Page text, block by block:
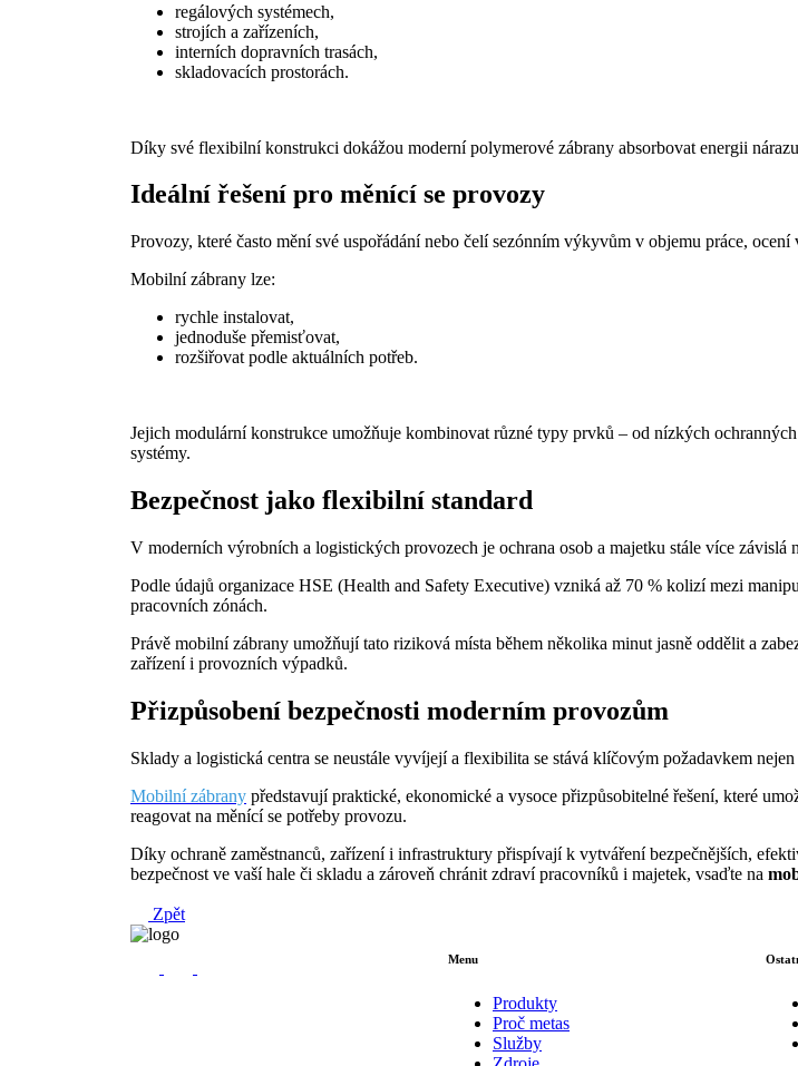
regálových systémech,
strojích a zařízeních,
interních dopravních trasách,
skladovacích prostorách.
Díky své flexibilní konstrukci dokážou moderní polymerové zábrany absorbovat energii
Ideální řešení pro měnící se provozy
Provozy, které často mění své uspořádání nebo čelí sezónním výkyvům v objemu práce,
Mobilní zábrany lze:
rychle instalovat,
jednoduše přemisťovat,
rozšiřovat podle aktuálních potřeb.
Jejich modulární konstrukce umožňuje kombinovat různé typy prvků – od nízkých
systémy.
Bezpečnost jako flexibilní standard
V moderních výrobních a logistických provozech je ochrana osob a majetku stále více závislá
Podle údajů organizace HSE (Health and Safety Executive) vzniká až 70 % kolizí mezi
pracovních zónách.
Právě mobilní zábrany umožňují tato riziková místa během několika minut jasně oddělit a
zařízení i provozních výpadků.
Přizpůsobení bezpečnosti moderním provozům
Sklady a logistická centra se neustále vyvíjejí a flexibilita se stává klíčovým požadavkem
Mobilní zábrany představují praktické, ekonomické a vysoce přizpůsobitelné řešení, které
reagovat na měnící se potřeby provozu.
Díky ochraně zaměstnanců, zařízení i infrastruktury přispívají k vytváření bezpečnějších,
bezpečnost ve vaší hale či skladu a zároveň chránit zdraví pracovníků i majetek, vsaďte na
Zpět
Menu
Produkty
Proč metas
Služby